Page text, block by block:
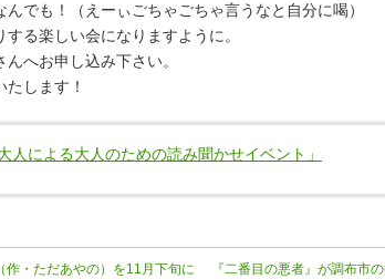
でも！（えーぃごちゃごちゃ言うなと自分に喝）
る楽しい会になりますように。
へお申し込み下さい。
します！
人による大人のための読み聞かせイベント」
作・ただあやの）を11月下旬に 『二番目の悪者』が調布市